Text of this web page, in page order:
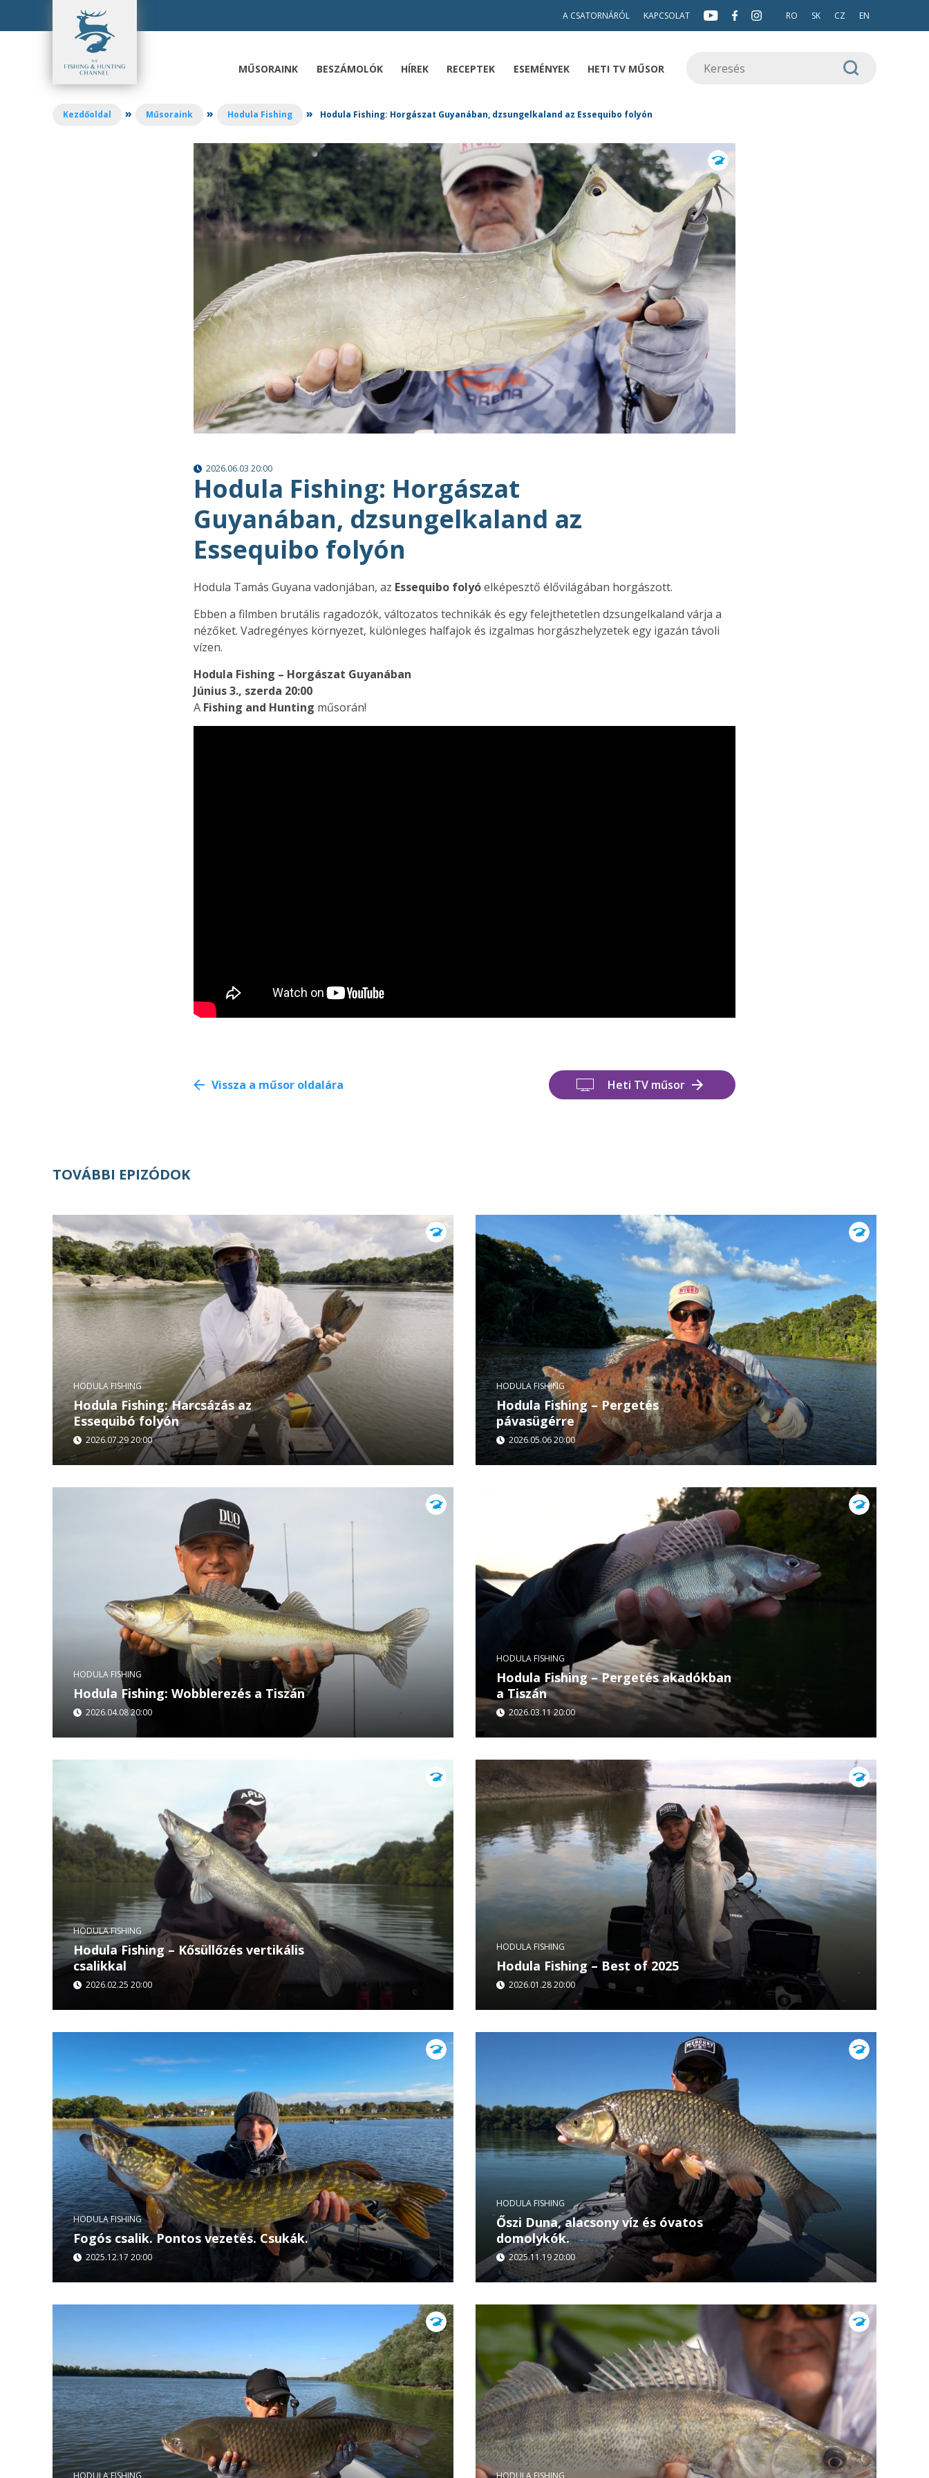
A CSATORNÁRÓL KAPCSOLAT RO SK CZ EN
MŰSORAINK BESZÁMOLÓK HÍREK RECEPTEK ESEMÉNYEK HETI TV MŰSOR
Kezdőoldal » Műsoraink » Hodula Fishing » Hodula Fishing: Horgászat Guyanában, dzsungelkaland az Essequibo folyón
2026.06.03 20:00
Hodula Fishing: Horgászat
Guyanában, dzsungelkaland az
Essequibo folyón
Hodula Tamás Guyana vadonjában, az Essequibo folyóelképesztő élővilágában horgászott.
Ebben a filmben brutális ragadozók, változatos technikák és egy felejthetetlen dzsungelkaland várja a
nézőket. Vadregényes környezet, különleges halfajok és izgalmas horgászhelyzetek egy igazán távoli
vízen.
Hodula Fishing – Horgászat Guyanában
Június 3., szerda 20:00
A Fishing and Hunting műsorán!
Vissza a műsor oldalára Heti TV műsor
TOVÁBBI EPIZÓDOK
HODULA FISHING
Hodula Fishing: Harcsázás az
Essequibó folyón
2026.07.29 20:00
A HodulaFishing következő epizódja Guyana vadonjába, az Essequibó
folyó különleges világába vezeti a nézőket. Ez a vadregényes víz izgalmas
HODULA FISHING
Hodula Fishing – Pergetés
pávasügérre
2026.05.06 20:00
Hodula Tamás Guyanába utazott, ahol egy régi álma vált valóra:
pávasügérre pergethetett a legjobb wobblereivel. Az érintetlen
HODULA FISHING
Hodula Fishing: Wobblerezés a Tiszán
2026.04.08 20:00
A Hodula Fishing legújabb részében Tamás a Tisza folyóra látogat, ahol
a cél: minél több ragadozó hal becsapása wobbleres pergetéssel.
HODULA FISHING
Hodula Fishing – Pergetés akadókban
a Tiszán
2026.03.11 20:00
A Hodula Fishing legújabb epizódjában Hodula Tamás a Tiszára látogat,
ahol az őszi, lelassult vízben keresi a ragadozóhalakat. A cél ezúttal a
HODULA FISHING
Hodula Fishing – Kősüllőzés vertikális
csalikkal
2026.02.25 20:00
Hodula Tamás ezúttal a Tiszán horgászik Lós József társaságában, ahol
vertikális csalikkal próbálják megtalálni és kapásra bírni a mederben
HODULA FISHING
Hodula Fishing – Best of 2025
2026.01.28 20:00
A 2025-ös év számtalan emlékezetes pillanatot hozott a vízparton. A
Hodula Fishing – Best of 2025 epizódban Hodula Tamás a legszebb
HODULA FISHING
Fogós csalik. Pontos vezetés. Csukák.
2025.12.17 20:00
Ebben az epizódban Hodula Tamás megmutatja, milyen csalik és
technikák működnek igazán az északi vizeken. December 17., szerda –
HODULA FISHING
Őszi Duna, alacsony víz és óvatos
domolykók.
2025.11.19 20:00
Hodula Tamás ezen a héten megmutatja, hogyan lehet wobblerekkel
rászedni a nagy öregeket is — és miért érdemes ilyenkor különösen
HODULA FISHING HODULA FISHING